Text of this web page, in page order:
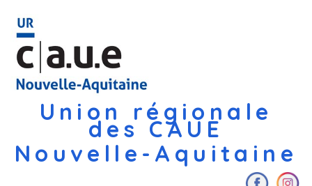
Union régionale
des CAUE
Nouvelle-Aquitaine